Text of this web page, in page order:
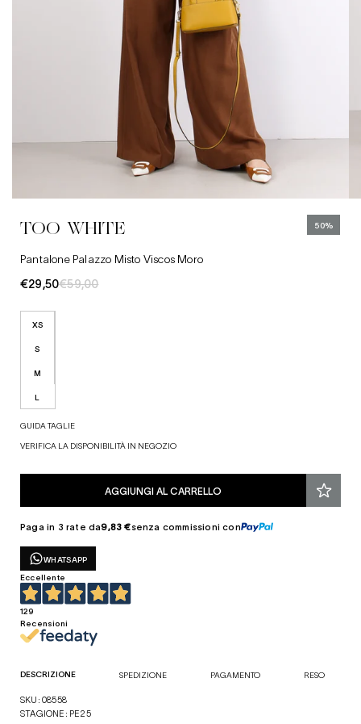
50%
TOO WHITE
Pantalone Palazzo Misto Viscos Moro
€29,50€59,00
XS
S
M
L
GUIDA TAGLIE
VERIFICA LA DISPONIBILITÀ IN NEGOZIO
AGGIUNGI AL CARRELLO
Paga in 3 rate da9,83 €senza commissioni con
WHATSAPP
Eccellente
129
Recensioni
DESCRIZIONE SPEDIZIONE PAGAMENTO RESO
SKU: 08558
STAGIONE: PE25
Abbigliamento
Cinture
Cappelli